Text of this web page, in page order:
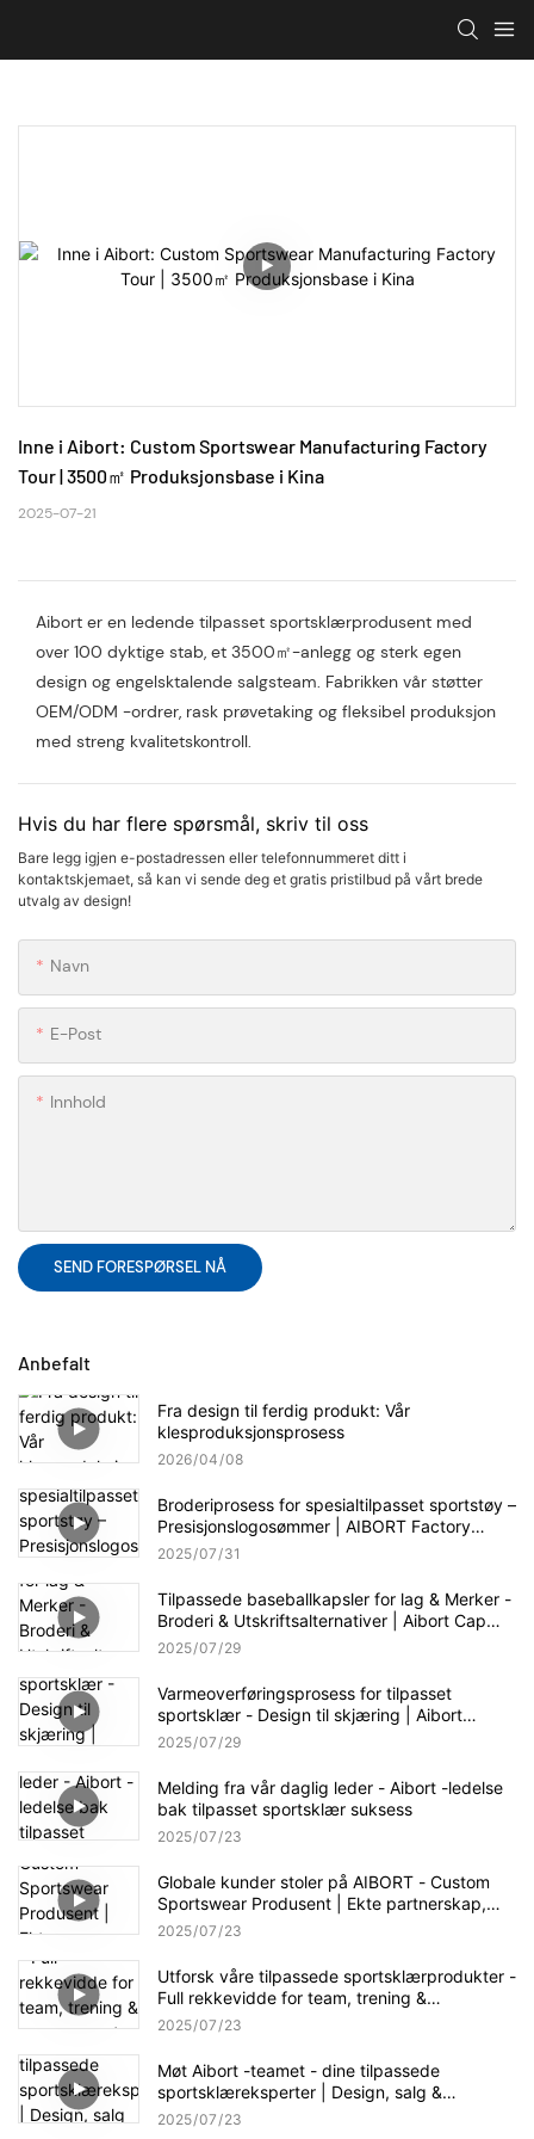
Inne i Aibort: Custom Sportswear Manufacturing Factory
Tour | 3500㎡ Produksjonsbase i Kina
2025-07-21
Aibort er en ledende tilpasset sportsklærprodusent med
over 100 dyktige stab, et 3500㎡-anlegg og sterk egen
design og engelsktalende salgsteam. Fabrikken vår støtter
OEM/ODM -ordrer, rask prøvetaking og fleksibel produksjon
med streng kvalitetskontroll.
Hvis du har flere spørsmål, skriv til oss
Bare legg igjen e-postadressen eller telefonnummeret ditt i
kontaktskjemaet, så kan vi sende deg et gratis pristilbud på vårt brede
utvalg av design!
Navn
E-Post
Innhold
SEND FORESPØRSEL NÅ
Anbefalt
Fra design til ferdig produkt: Vår
klesproduksjonsprosess
2026 04 08
Broderiprosess for spesialtilpasset sportstøy –
Presisjonslogosømmer | AIBORT Factory
Craftsmanship
2025 07 31
Tilpassede baseballkapsler for lag & Merker -
Broderi & Utskriftsalternativer | Aibort Cap
Collection
2025 07 29
Varmeoverføringsprosess for tilpasset
sportsklær - Design til skjæring | Aibort
Production Workflow
2025 07 29
Melding fra vår daglig leder - Aibort -ledelse
bak tilpasset sportsklær suksess
2025 07 23
Globale kunder stoler på AIBORT - Custom
Sportswear Produsent | Ekte partnerskap,
virkelige resultater
2025 07 23
Utforsk våre tilpassede sportsklærprodukter -
Full rekkevidde for team, trening &
arrangementer | Aibort Apparel Showcase
2025 07 23
Møt Aibort -teamet - dine tilpassede
sportsklæreksperter | Design, salg &
Produksjonsstøtte
2025 07 23